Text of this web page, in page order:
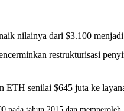
nilainya dari $3.100
restrukturisasi
senilai $645 juta ke